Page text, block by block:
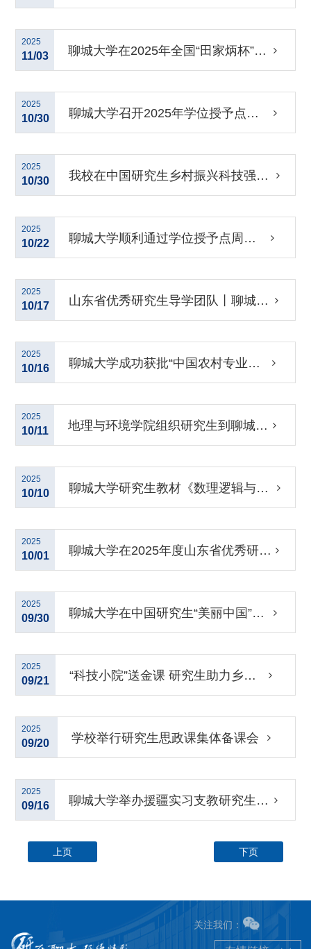
究生智慧城市技术与创意设计大赛中
斩获佳绩
2025
11/03 聊城大学在2025年全国“田家炳杯”教
学技能大赛中再获佳绩
2025
10/30 聊城大学召开2025年学位授予点专
项合格评估工作部署会
2025
10/30 我校在中国研究生乡村振兴科技强农
+创新大赛 第四届“渔菁英”挑战赛中
实现新突破
2025
10/22 聊城大学顺利通过学位授予点周期
性合格评估
2025
10/17 山东省优秀研究生导学团队丨聊城大
学高速光传输理论与技术团队
2025
10/16 聊城大学成功获批“中国农村专业技
术协会科技小院”
2025
10/11 地理与环境学院组织研究生到聊城市
气象局开展专业实践
2025
10/10 聊城大学研究生教材《数理逻辑与集
合论》入选第三批山东省普通高等教
育一流教材
2025
10/01 聊城大学在2025年度山东省优秀研究
生导师及导学团队评选中喜获佳绩
2025
09/30 聊城大学在中国研究生“美丽中国”创
新设计大赛中斩获佳绩
2025
09/21 “科技小院”送金课 研究生助力乡村
振兴
2025
09/20 学校举行研究生思政课集体备课会
2025
09/16 聊城大学举办援疆实习支教研究生AI
赋能教学能力提升专题培训
上页 下页
关注我们：